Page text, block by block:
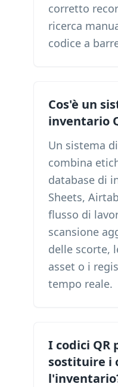
corretto
ricerca
codice a
Cos'è un
inventario
Un sistema
combina
database di
Sheets,
flusso di
scansione
delle scorte,
asset o i
tempo reale.
I codici QR
sostituire i